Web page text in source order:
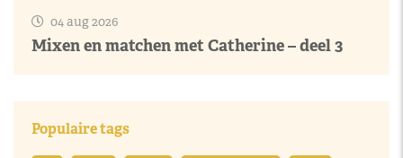
04 aug 2026
Mixen en matchen met Catherine – deel 3
Populaire tags